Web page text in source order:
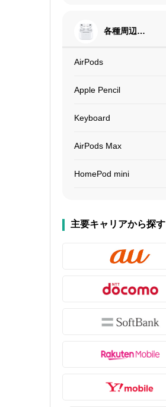
各種周辺機
AirPods
Apple Pencil
Keyboard
AirPods Max
HomePod mini
主要キャリアから探す